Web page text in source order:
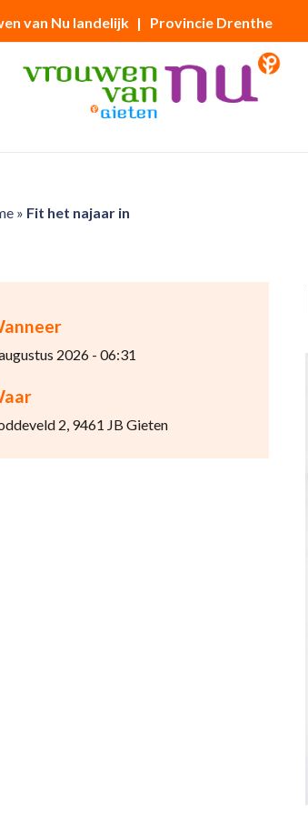
van Nu landelijk | Provincie Drenthe
» Fit het najaar in
2026 - 06:31
2, 9461 JB Gieten